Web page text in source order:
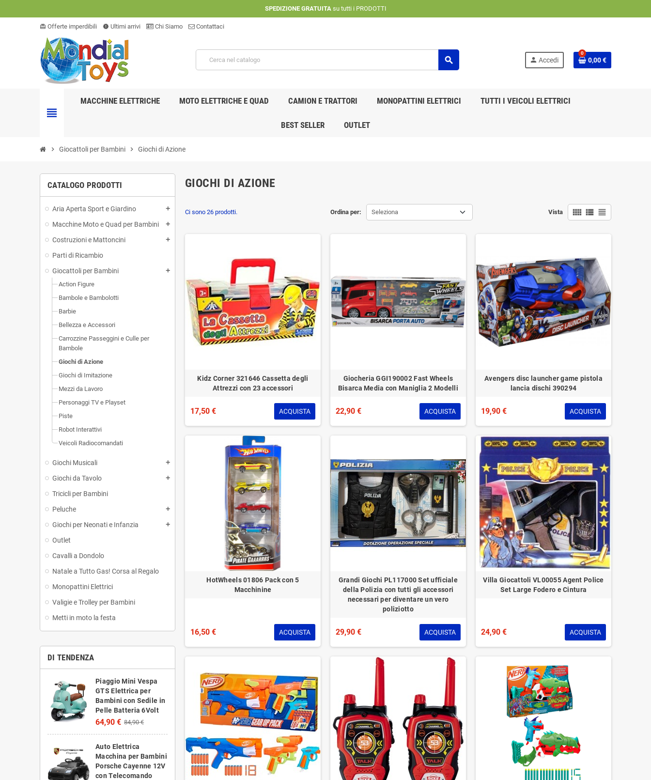
SPEDIZIONE GRATUITAsu tutti i PRODOTTI
card_giftcard Offerte imperdibili new_releases Ultimi arrivi Chi Siamo Contattaci
search person Accedi
0
0,00 €
view_headline
MACCHINE ELETTRICHE MOTO ELETTRICHE E QUAD CAMION E TRATTORI MONOPATTINI ELETTRICI TUTTI I VEICOLI ELETTRICI
BEST SELLER OUTLET
chevron_right Giocattoli per Bambini chevron_right Giochi di Azione
CATALOGO PRODOTTI
Aria Aperta Sport e Giardino add
Macchine Moto e Quad per Bambini add
Costruzioni e Mattoncini add
Parti di Ricambio
Giocattoli per Bambini
add
Action Figure
Bambole e Bambolotti
Barbie
Bellezza e Accessori
Carrozzine Passeggini e Culle per
Bambole
Giochi di Azione
Giochi di Imitazione
Mezzi da Lavoro
Personaggi TV e Playset
Piste
Robot Interattivi
Veicoli Radiocomandati
Giochi Musicali add
Giochi da Tavolo add
Tricicli per Bambini
Peluche
add
Giochi per Neonati e Infanzia add
Outlet
Cavalli a Dondolo
Natale a Tutto Gas! Corsa al Regalo
Monopattini Elettrici
Valigie e Trolley per Bambini
Metti in moto la festa
DI TENDENZA
Piaggio Mini Vespa
GTS Elettrica per
Bambini con Sedile in
Pelle Batteria 6Volt
64,90 € 84,90 €
Auto Elettrica
Macchina per Bambini
Porsche Cayenne 12V
con Telecomando
GIOCHI DI AZIONE
Ordina per: Seleziona Vista view_comfy view_list view_headline
Ci sono 26 prodotti.
Kidz Corner 321646 Cassetta degli
Attrezzi con 23 accessori
17,50 € ACQUISTA
Giocheria GGI190002 Fast Wheels
Bisarca Media con Maniglia 2 Modelli
22,90 € ACQUISTA
Avengers disc launcher game pistola
lancia dischi 390294
19,90 € ACQUISTA
HotWheels 01806 Pack con 5
Macchinine
16,50 € ACQUISTA
Grandi Giochi PL117000 Set ufficiale
della Polizia con tutti gli accessori
necessari per diventare un vero
poliziotto
29,90 € ACQUISTA
Villa Giocattoli VL00055 Agent Police
Set Large Fodero e Cintura
24,90 € ACQUISTA